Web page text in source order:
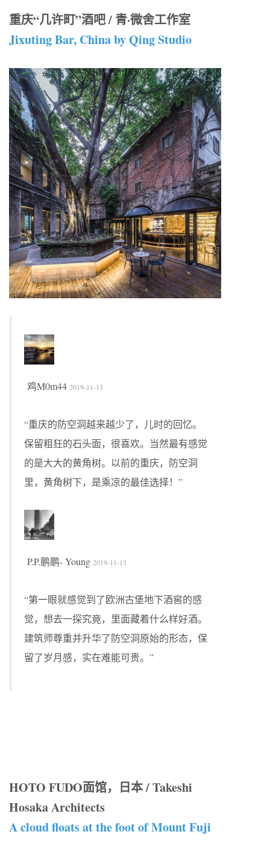
重庆“几许町”酒吧 / 青·微舍工作室
Jixuting Bar, China by Qing Studio
鸡M0m44 2019-11-13
“重庆的防空洞越来越少了，儿时的回忆。
保留粗狂的石头面，很喜欢。当然最有感觉
的是大大的黄角树。以前的重庆，防空洞
里，黄角树下，是乘凉的最佳选择！”
P.P.鹏鹏- Young 2019-11-13
“第一眼就感觉到了欧洲古堡地下酒窖的感
觉，想去一探究竟，里面藏着什么样好酒。
建筑师尊重并升华了防空洞原始的形态，保
留了岁月感，实在难能可贵。”
HOTO FUDO面馆，日本 / Takeshi
Hosaka Architects
A cloud floats at the foot of Mount Fuji